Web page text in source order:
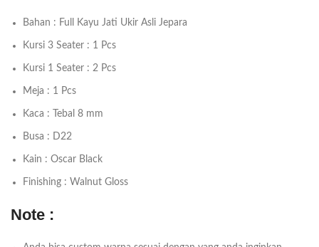
Bahan : Full Kayu Jati Ukir Asli Jepara
Kursi 3 Seater : 1 Pcs
Kursi 1 Seater : 2 Pcs
Meja : 1 Pcs
Kaca : Tebal 8 mm
Busa : D22
Kain : Oscar Black
Finishing : Walnut Gloss
Note :